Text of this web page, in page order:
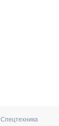
Спецтехника